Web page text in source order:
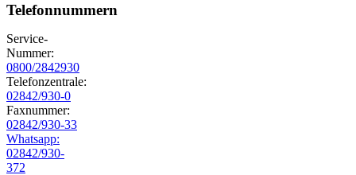
Telefonnummern
Service-
Nummer:
0800/2842930
Telefonzentrale:
02842/930-0
Faxnummer:
02842/930-33
Whatsapp:
02842/930-
372